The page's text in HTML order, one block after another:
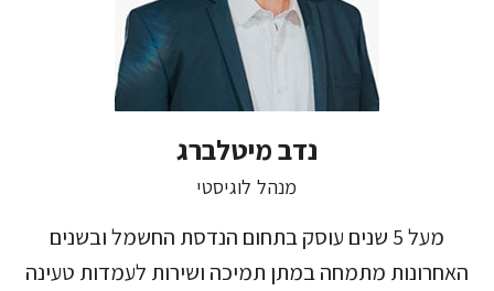
נדב מיטלברג
מנהל לוגיסטי
מעל 5 שנים עוסק בתחום הנדסת החשמל ובשנים
האחרונות מתמחה במתן תמיכה ושירות לעמדות טעינה